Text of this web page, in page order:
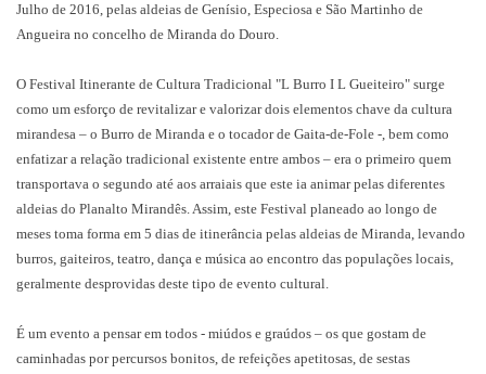
Julho de 2016, pelas aldeias de Genísio, Especiosa e São Martinho de
Angueira no concelho de Miranda do Douro.
O Festival Itinerante de Cultura Tradicional "L Burro I L Gueiteiro" surge
como um esforço de revitalizar e valorizar dois elementos chave da cultura
mirandesa – o Burro de Miranda e o tocador de Gaita-de-Fole -, bem como
enfatizar a relação tradicional existente entre ambos – era o primeiro quem
transportava o segundo até aos arraiais que este ia animar pelas diferentes
aldeias do Planalto Mirandês. Assim, este Festival planeado ao longo de
meses toma forma em 5 dias de itinerância pelas aldeias de Miranda, levando
burros, gaiteiros, teatro, dança e música ao encontro das populações locais,
geralmente desprovidas deste tipo de evento cultural.
É um evento a pensar em todos - miúdos e graúdos – os que gostam de
caminhadas por percursos bonitos, de refeições apetitosas, de sestas